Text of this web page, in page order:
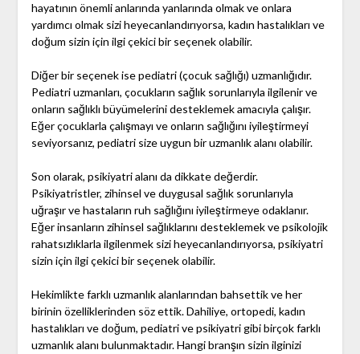
hayatının önemli anlarında yanlarında olmak ve onlara
yardımcı olmak sizi heyecanlandırıyorsa, kadın hastalıkları ve
doğum sizin için ilgi çekici bir seçenek olabilir.
Diğer bir seçenek ise pediatri (çocuk sağlığı) uzmanlığıdır.
Pediatri uzmanları, çocukların sağlık sorunlarıyla ilgilenir ve
onların sağlıklı büyümelerini desteklemek amacıyla çalışır.
Eğer çocuklarla çalışmayı ve onların sağlığını iyileştirmeyi
seviyorsanız, pediatri size uygun bir uzmanlık alanı olabilir.
Son olarak, psikiyatri alanı da dikkate değerdir.
Psikiyatristler, zihinsel ve duygusal sağlık sorunlarıyla
uğraşır ve hastaların ruh sağlığını iyileştirmeye odaklanır.
Eğer insanların zihinsel sağlıklarını desteklemek ve psikolojik
rahatsızlıklarla ilgilenmek sizi heyecanlandırıyorsa, psikiyatri
sizin için ilgi çekici bir seçenek olabilir.
Hekimlikte farklı uzmanlık alanlarından bahsettik ve her
birinin özelliklerinden söz ettik. Dahiliye, ortopedi, kadın
hastalıkları ve doğum, pediatri ve psikiyatri gibi birçok farklı
uzmanlık alanı bulunmaktadır. Hangi branşın sizin ilginizi